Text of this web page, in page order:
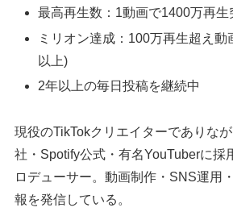
最高再生数：1動画で1400万再生
ミリオン達成：100万再生超え動
以上)
2年以上の毎日投稿を継続中
現役のTikTokクリエイターでありな
社・Spotify公式・有名YouTuberに採
ロデューサー。動画制作・SNS運用
報を発信している。